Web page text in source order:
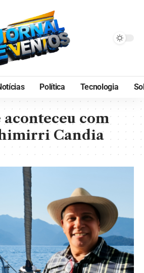
Política Tecnologia
aconteceu com
Candia